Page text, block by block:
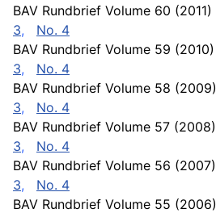
BAV Rundbrief Volume 60 (2011)
3, No. 4
BAV Rundbrief Volume 59 (2010)
3, No. 4
BAV Rundbrief Volume 58 (2009)
3, No. 4
BAV Rundbrief Volume 57 (2008)
3, No. 4
BAV Rundbrief Volume 56 (2007)
3, No. 4
BAV Rundbrief Volume 55 (2006)